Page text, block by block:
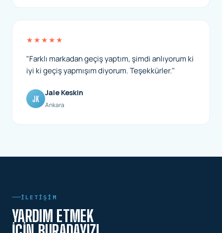
★★★★★
"Farklı markadan geçiş yaptım, şimdi anlıyorum ki
iyi ki geçiş yapmışım diyorum. Teşekkürler."
JK
Jale Keskin
Ankara
İLETIŞIM
YARDIM ETMEK